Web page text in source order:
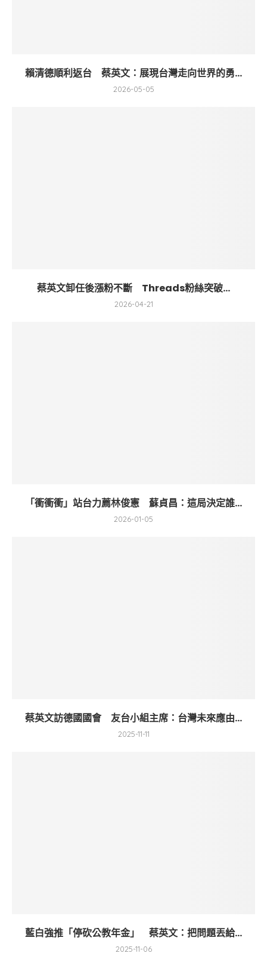
賴清德順利返台 蔡英文：展現台灣走向世界的勇...
2026-05-05
蔡英文卸任後漲粉不斷 Threads粉絲突破...
2026-04-21
「衝衝衝」站台力薦林俊憲 蘇貞昌：這局決定誰...
2026-01-05
蔡英文訪德國國會 友台小組主席：台灣未來應由...
2025-11-11
藍白強推「停砍公教年金」 蔡英文：把問題丟給...
2025-11-06